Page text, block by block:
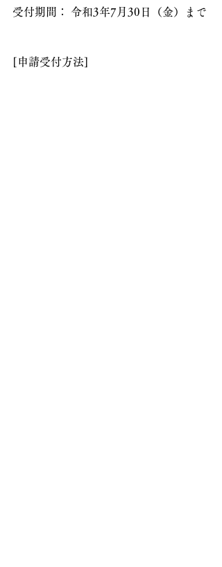
受付期間： 令和3年7月30日（金）まで
[申請受付方法]